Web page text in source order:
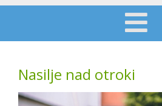
Nasilje nad otroki